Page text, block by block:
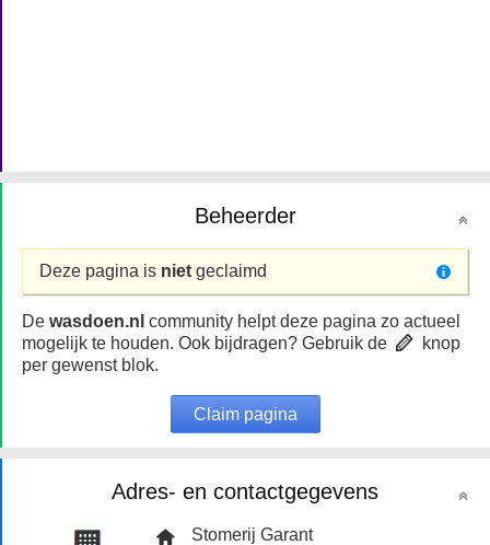
Beheerder
Deze pagina is niet geclaimd
De wasdoen.nl community helpt deze pagina zo actueel
mogelijk te houden. Ook bijdragen? Gebruik de
knop
per gewenst blok.
Claim pagina
Adres- en contactgegevens
Stomerij Garant